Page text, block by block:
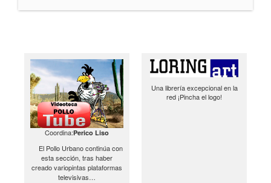
Coordina:Perico Liso
El Pollo Urbano continúa con
esta sección, tras haber
creado variopintas plataformas
televisivas…
Una librería excepcional en la
red ¡Pincha el logo!